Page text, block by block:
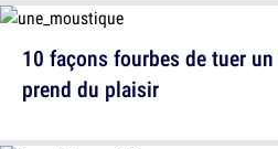
10 façons fourbes de tuer
prend du plaisir